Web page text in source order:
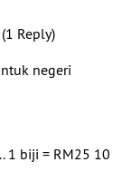
(1 Reply)
negeri
1 biji = RM25 10